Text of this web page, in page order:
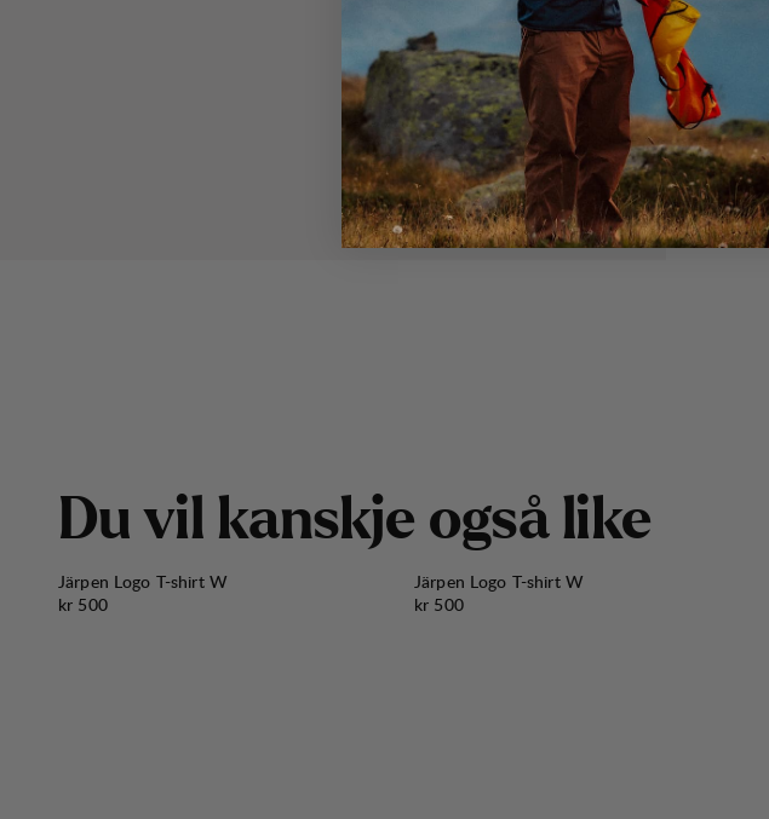
Du vil kanskje også like
Järpen Logo T-shirt W
Pris:
kr 500
Järpen Logo T-shirt W
Pris:
kr 500